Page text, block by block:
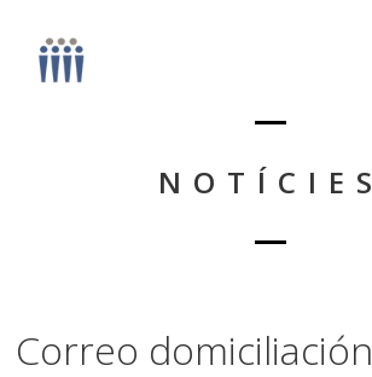
NOTÍCIES
Correo domiciliación